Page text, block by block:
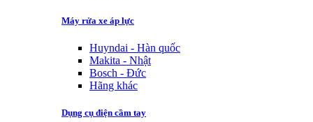
Máy rửa xe áp lực
Huyndai - Hàn quốc
Makita - Nhật
Bosch - Đức
Hãng khác
Dụng cụ điện cầm tay